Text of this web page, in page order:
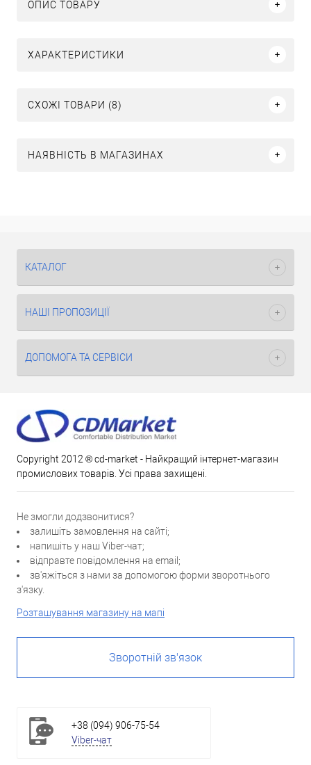
ОПИС ТОВАРУ
ХАРАКТЕРИСТИКИ
СХОЖІ ТОВАРИ (8)
НАЯВНІСТЬ В МАГАЗИНАХ
КАТАЛОГ
НАШІ ПРОПОЗИЦІЇ
ДОПОМОГА ТА СЕРВІСИ
Copyright 2012 ® cd-market - Найкращий інтернет-магазин
промислових товарів. Усі права захищені.
Не змогли додзвонитися?
залишіть замовлення на сайті;
напишіть у наш Viber-чат;
відправте повідомлення на email;
зв'яжіться з нами за допомогою форми зворотнього
з'язку.
Розташування магазину на мапі
Зворотній зв'язок
+38 (094) 906-75-54
Viber-чат